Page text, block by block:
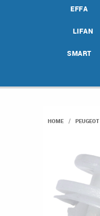
EFFA
LIFAN
SMART
HOME PEUGEOT